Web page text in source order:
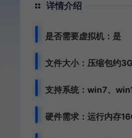
详情介绍
是否需要虚拟机：是
文件大小：压缩包约
支持系统：win7、
硬件需求：运行内存